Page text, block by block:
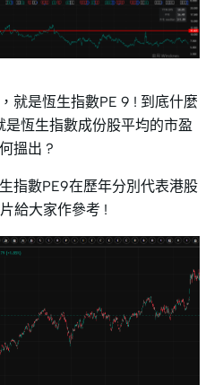
就是恆生指數PE 9 ! 到底什麼
是恆生指數成份股平均的市盈
搵出 ?
指數PE9在歷年分別代表港股
給大家作參考 !